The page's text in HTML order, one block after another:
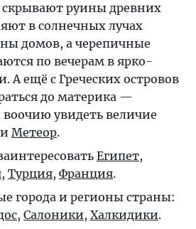
руины древних
в солнечных лучах
домов, а черепичные
по вечерам в ярко-
А ещё с Греческих островов
до материка —
увидеть величие
Метеор.
Египет,
, Турция, Франция.
города и регионы страны:
, Салоники, Халкидики.